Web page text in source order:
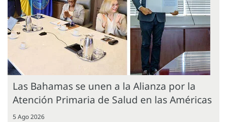
Las Bahamas se unen a la Alianza por la
Atención Primaria de Salud en las Américas
5 Ago 2026